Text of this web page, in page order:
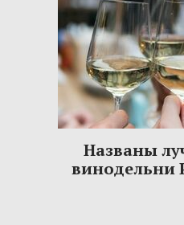
Названы
винодельни